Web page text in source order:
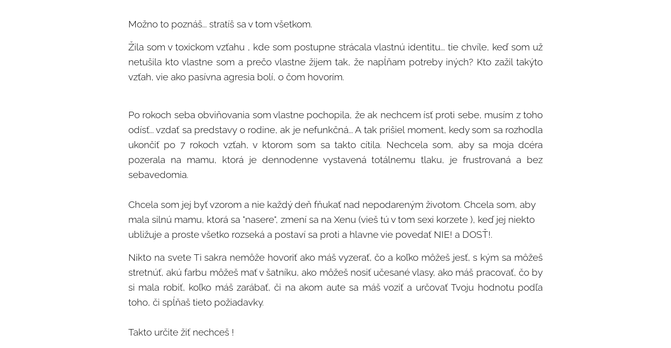
Možno to poznáš... stratíš sa v tom všetkom.
Žila som v toxickom vzťahu , kde som postupne strácala vlastnú identitu... tie chvíle, keď som už
netušila kto vlastne som a prečo vlastne žijem tak, že napĺňam potreby iných? Kto zažil takýto
vzťah, vie ako pasívna agresia bolí, o čom hovorím.
Po rokoch seba obviňovania som vlastne pochopila, že ak nechcem ísť proti sebe, musím z toho
odísť... vzdať sa predstavy o rodine, ak je nefunkčná... A tak prišiel moment, kedy som sa rozhodla
ukončiť po 7 rokoch vzťah, v ktorom som sa takto cítila. Nechcela som, aby sa moja dcéra
pozerala na mamu, ktorá je dennodenne vystavená totálnemu tlaku, je frustrovaná a bez
sebavedomia.
Chcela som jej byť vzorom a nie každý deň fňukať nad nepodareným životom. Chcela som, aby
mala silnú mamu, ktorá sa "nasere", zmení sa na Xenu (vieš tú v tom sexi korzete ), keď jej niekto
ubližuje a proste všetko rozseká a postaví sa proti a hlavne vie povedať NIE! a DOSŤ!.
Nikto na svete Ti sakra nemôže hovoriť ako máš vyzerať, čo a koľko môžeš jesť, s kým sa môžeš
stretnúť, akú farbu môžeš mať v šatníku, ako môžeš nosiť učesané vlasy, ako máš pracovať, čo by
si mala robiť, koľko máš zarábať, či na akom aute sa máš voziť a určovať Tvoju hodnotu podľa
toho, či spĺňaš tieto požiadavky.
Takto určite žiť nechceš !